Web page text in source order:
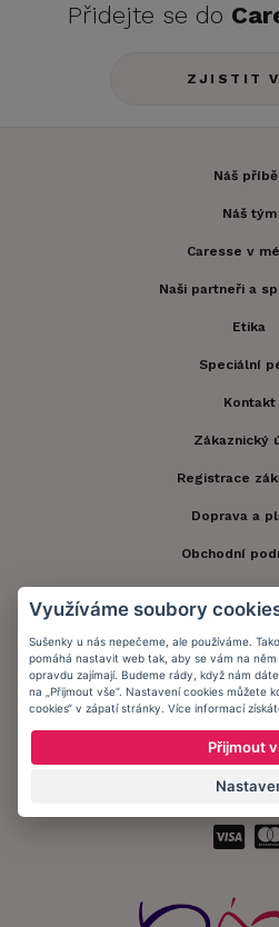
Přidejte se do
ZJISTIT
Náš
Náš tým
Caresse v
Naši partneři a
Etika
Speciální
Kontakt
Zákaznický
Registrace
Doprava a
Obchodní
Ochrana
Zůstaňte s
Přijímáme
Využíváme soubory
Sušenky u nás nepečeme, ale používáme.
pomáhá nastavit web tak, aby se vám na
opravdu zajímají. Budeme rády, když nám
na „Přijmout vše“. Nastavení cookies můžete
cookies“ v zápatí stránky. Více informací
Přijmout